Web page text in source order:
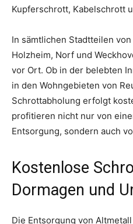
Kupferschrott, Kabelschrott
In sämtlichen Stadtteilen
Holzheim, Norf und
vor Ort. Ob in der belebten
in den Wohngebieten von
Schrottabholung erfolgt
profitieren nicht nur von
Entsorgung, sondern auch
Kostenlose
Dormagen und
Die Entsorgung von